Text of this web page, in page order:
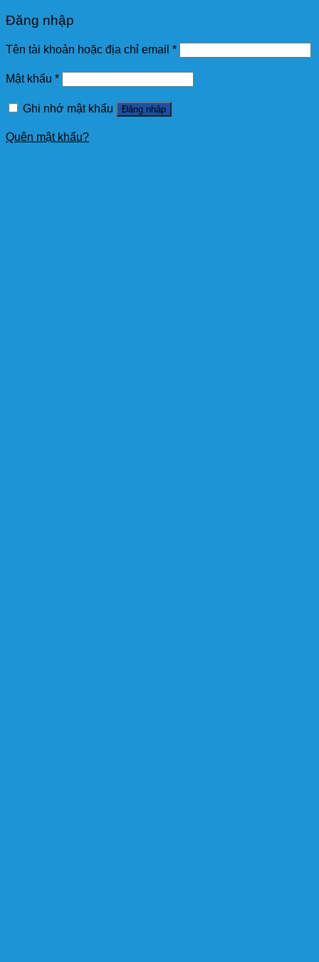
Đăng nhập
Tên tài khoản hoặc địa chỉ email *
Mật khẩu *
Ghi nhớ mật khẩu Đăng nhập
Quên mật khẩu?